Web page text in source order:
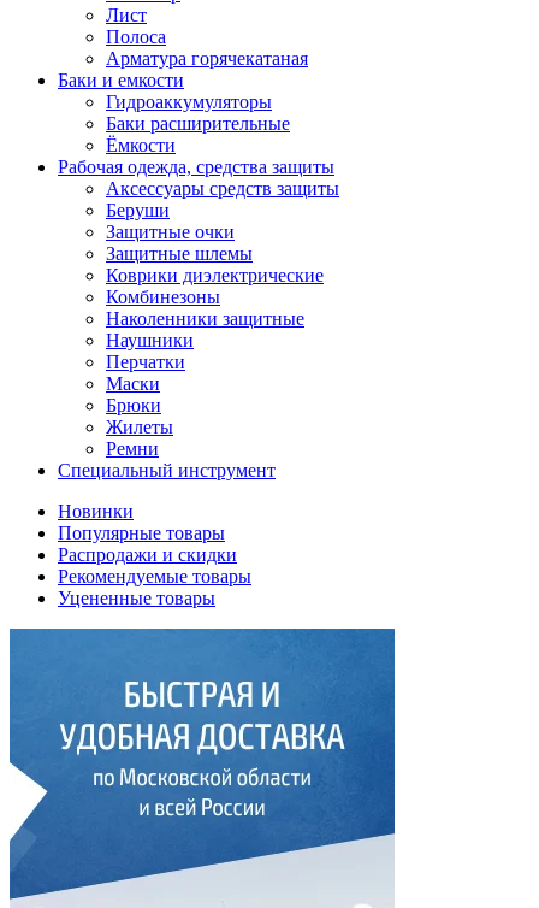
Лист
Полоса
Арматура горячекатаная
Баки и емкости
Гидроаккумуляторы
Баки расширительные
Ёмкости
Рабочая одежда, средства защиты
Аксессуары средств защиты
Беруши
Защитные очки
Защитные шлемы
Коврики диэлектрические
Комбинезоны
Наколенники защитные
Наушники
Перчатки
Маски
Брюки
Жилеты
Ремни
Специальный инструмент
Новинки
Популярные товары
Распродажи и скидки
Рекомендуемые товары
Уцененные товары